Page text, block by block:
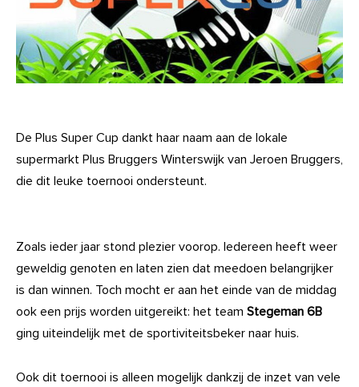
De Plus Super Cup dankt haar naam aan de lokale
supermarkt Plus Bruggers Winterswijk van Jeroen Bruggers,
die dit leuke toernooi ondersteunt.
Zoals ieder jaar stond plezier voorop. Iedereen heeft weer
geweldig genoten en laten zien dat meedoen belangrijker
is dan winnen. Toch mocht er aan het einde van de middag
ook een prijs worden uitgereikt: het team Stegeman 6B
ging uiteindelijk met de sportiviteitsbeker naar huis.
Ook dit toernooi is alleen mogelijk dankzij de inzet van vele